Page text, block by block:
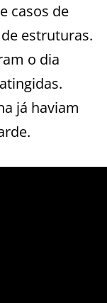
casos de
estruturas.
o dia
já haviam